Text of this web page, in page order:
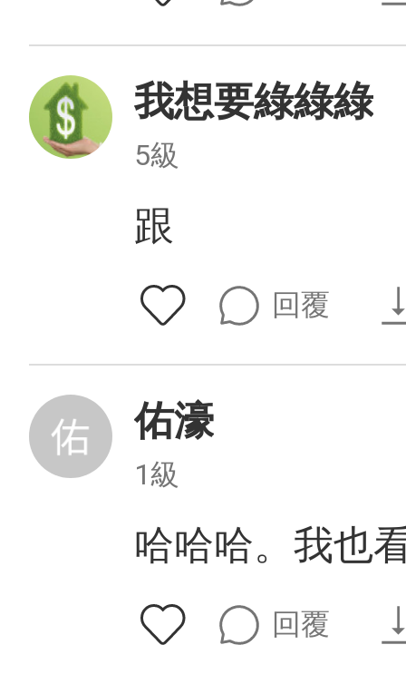
我想要綠綠綠
5級
跟
回覆
佑濠
1級
哈哈哈。我也
回覆